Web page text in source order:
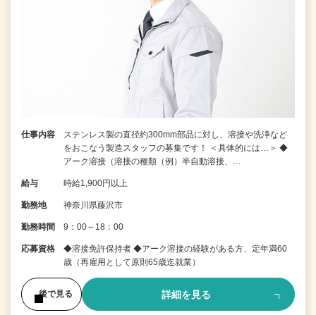
仕事内容
ステンレス製の直径約300mm部品に対し、溶接や洗浄など
をおこなう製造スタッフの募集です！ ＜具体的には…＞ ◆
アーク溶接（溶接の種類（例）半自動溶接、…
給与 時給1,900円以上
勤務地 神奈川県藤沢市
勤務時間 9：00～18：00
応募資格
◆溶接免許保持者 ◆アーク溶接の経験がある方、定年満60
歳（再雇用として原則65歳迄就業）
後で見る 詳細を見る